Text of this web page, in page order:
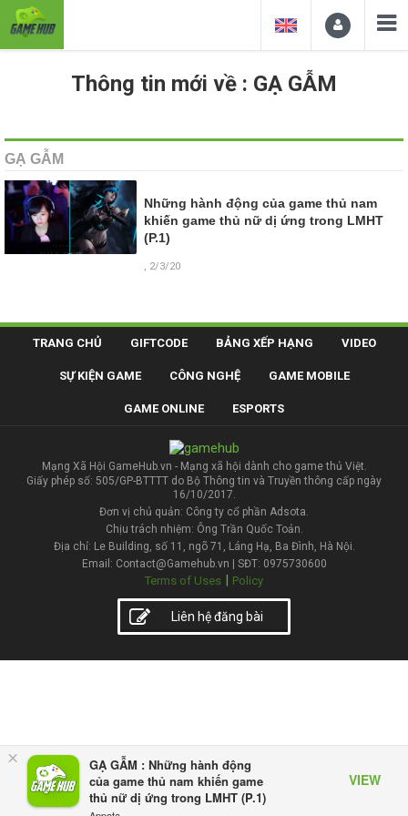
×
GẠ GẪM : Những hành động
của game thủ nam khiến game
thủ nữ dị ứng trong LMHT (P.1)
VIEW
Thông tin mới về : GẠ GẪM
GẠ GẪM
Những hành động của game thủ nam
khiến game thủ nữ dị ứng trong LMHT
(P.1)
, 2/3/20
TRANG CHỦ GIFTCODE BẢNG XẾP HẠNG VIDEO
SỰ KIỆN GAME CÔNG NGHỆ GAME MOBILE
GAME ONLINE ESPORTS
Mạng Xã Hội GameHub.vn - Mạng xã hội dành cho game thủ Việt.
Giấy phép số: 505/GP-BTTTT do Bộ Thông tin và Truyền thông cấp ngày
16/10/2017.
Đơn vị chủ quản: Công ty cổ phần Adsota.
Chịu trách nhiệm: Ông Trần Quốc Toản.
Địa chỉ: Le Building, số 11, ngõ 71, Láng Hạ, Ba Đình, Hà Nội.
Email: Contact@Gamehub.vn | SĐT: 0975730600
Terms of Uses | Policy
Liên hệ đăng bài